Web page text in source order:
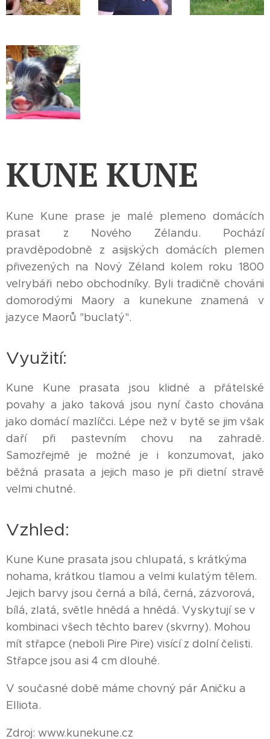
KUNE KUNE
Kune Kune prase je malé plemeno domácích
prasat z Nového Zélandu. Pochází
pravděpodobně z asijských domácích plemen
přivezených na Nový Zéland kolem roku 1800
velrybáři nebo obchodníky. Byli tradičně chováni
domorodými Maory a kunekune znamená v
jazyce Maorů "buclatý".
Využití:
Kune Kune prasata jsou klidné a přátelské
povahy a jako taková jsou nyní často chována
jako domácí mazlíčci. Lépe než v bytě se jim však
daří při pastevním chovu na zahradě.
Samozřejmě je možné je i konzumovat, jako
běžná prasata a jejich maso je při dietní stravě
velmi chutné.
Vzhled:
Kune Kune prasata jsou chlupatá, s krátkýma
nohama, krátkou tlamou a velmi kulatým tělem.
Jejich barvy jsou černá a bílá, černá, zázvorová,
bílá, zlatá, světle hnědá a hnědá. Vyskytují se v
kombinaci všech těchto barev (skvrny). Mohou
mít střapce (neboli Pire Pire) visící z dolní čelisti.
Střapce jsou asi 4 cm dlouhé.
V současné době máme chovný pár Aničku a
Elliota.
Zdroj: www.kunekune.cz